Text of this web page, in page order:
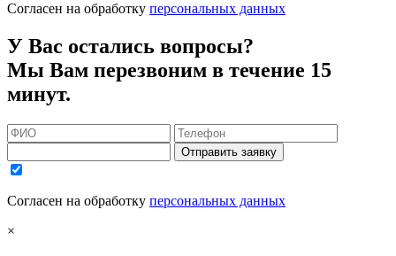
Согласен на обработку персональных данных
У Вас остались вопросы?
Мы Вам перезвоним в течение 15
минут.
Отправить заявку
Согласен на обработку персональных данных
×